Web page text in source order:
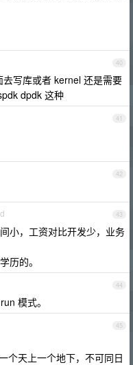
40
写库或者 kernel 还是需要
dpdk 这种
41
42
43
小，工资对比开发少，业务
历的。
44
模式。
45
个天上一个地下，不可同日